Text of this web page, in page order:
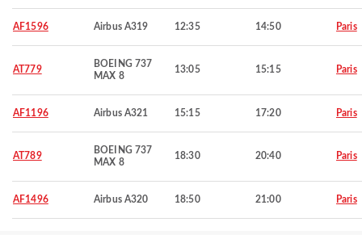
AF1596 Airbus A319 12:35 14:50 Paris
AT779
BOEING 737
MAX 8
13:05 15:15 Paris
AF1196 Airbus A321 15:15 17:20 Paris
AT789
BOEING 737
MAX 8
18:30 20:40 Paris
AF1496 Airbus A320 18:50 21:00 Paris